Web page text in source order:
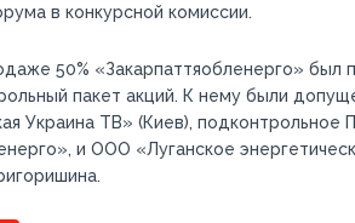
в конкурсной комиссии.
50% «Закарпаттяобленерго»
пакет акций. К нему были
Украина ТВ» (Киев), подконтрольное
и ООО «Луганское